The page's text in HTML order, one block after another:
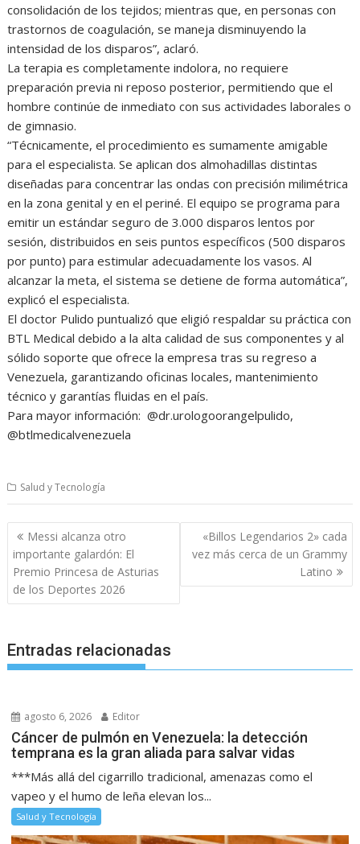
consolidación de los tejidos; mientras que, en personas con
trastornos de coagulación, se maneja disminuyendo la
intensidad de los disparos”, aclaró.
La terapia es completamente indolora, no requiere
preparación previa ni reposo posterior, permitiendo que el
hombre continúe de inmediato con sus actividades laborales o
de gimnasio.
“Técnicamente, el procedimiento es sumamente amigable
para el especialista. Se aplican dos almohadillas distintas
diseñadas para concentrar las ondas con precisión milimétrica
en la zona genital y en el periné. El equipo se programa para
emitir un estándar seguro de 3.000 disparos lentos por
sesión, distribuidos en seis puntos específicos (500 disparos
por punto) para estimular adecuadamente los vasos. Al
alcanzar la meta, el sistema se detiene de forma automática”,
explicó el especialista.
El doctor Pulido puntualizó que eligió respaldar su práctica con
BTL Medical debido a la alta calidad de sus componentes y al
sólido soporte que ofrece la empresa tras su regreso a
Venezuela, garantizando oficinas locales, mantenimiento
técnico y garantías fluidas en el país.
Para mayor información: @dr.urologoorangelpulido,
@btlmedicalvenezuela
Salud y Tecnología
Navegación
de
entradas
Messi alcanza otro
importante galardón: El
Premio Princesa de Asturias
de los Deportes 2026
«Billos Legendarios 2» cada
vez más cerca de un Grammy
Latino
Entradas relacionadas
agosto 6, 2026 Editor
Cáncer de pulmón en Venezuela: la detección
temprana es la gran aliada para salvar vidas
***Más allá del cigarrillo tradicional, amenazas como el
vapeo y el humo de leña elevan los...
Salud y Tecnología